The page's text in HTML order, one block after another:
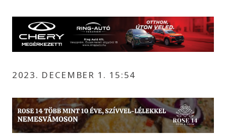
2023. DECEMBER 1. 15:54